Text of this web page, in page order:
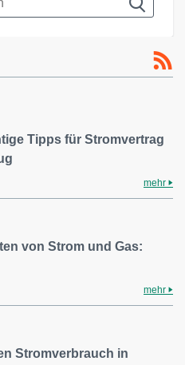
Tipps für Stromvertrag
mehr
von Strom und Gas:
mehr
Stromverbrauch in